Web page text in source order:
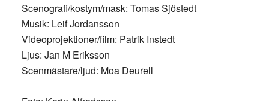
Scenografi/kostym/mask: Tomas Sjöstedt
Musik: Leif Jordansson
Videoprojektioner/film: Patrik Instedt
Ljus: Jan M Eriksson
Scenmästare/ljud: Moa Deurell